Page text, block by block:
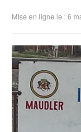
Mise en ligne le : 6